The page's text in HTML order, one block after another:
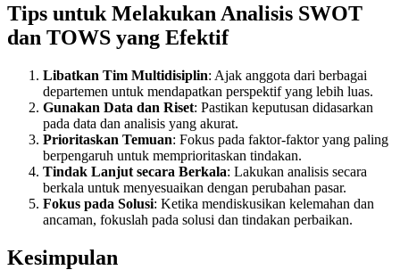
Tips untuk Melakukan Analisis SWOT
dan TOWS yang Efektif
Libatkan Tim Multidisiplin: Ajak anggota dari berbagai
departemen untuk mendapatkan perspektif yang lebih luas.
Gunakan Data dan Riset: Pastikan keputusan didasarkan
pada data dan analisis yang akurat.
Prioritaskan Temuan: Fokus pada faktor-faktor yang paling
berpengaruh untuk memprioritaskan tindakan.
Tindak Lanjut secara Berkala: Lakukan analisis secara
berkala untuk menyesuaikan dengan perubahan pasar.
Fokus pada Solusi: Ketika mendiskusikan kelemahan dan
ancaman, fokuslah pada solusi dan tindakan perbaikan.
Kesimpulan